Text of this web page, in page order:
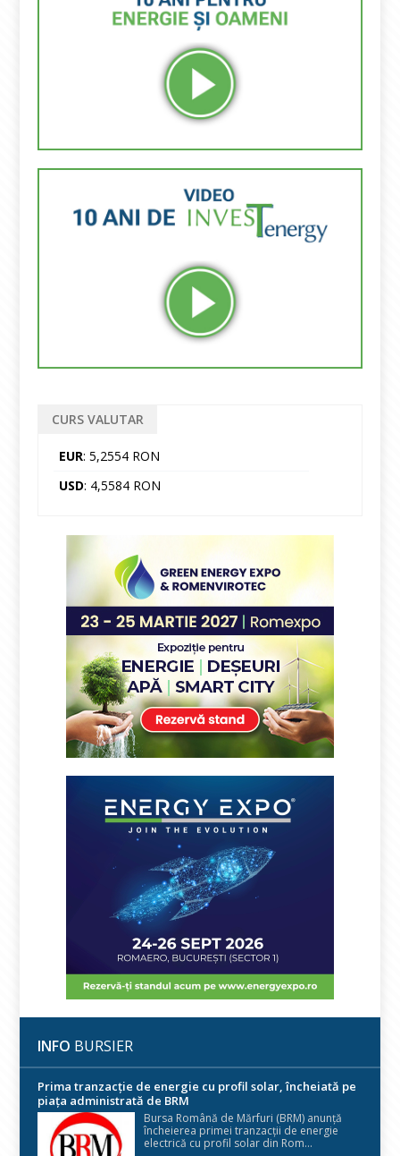
CURS VALUTAR
EUR: 5,2554 RON
USD: 4,5584 RON
INFO BURSIER
Prima tranzacție de energie cu profil solar, încheiată pe
piața administrată de BRM
Bursa Română de Mărfuri (BRM) anunță
încheierea primei tranzacții de energie
electrică cu profil solar din Rom...